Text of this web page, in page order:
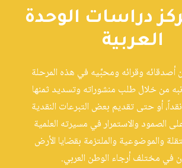
دراسات الوحدة
العربية
أصدقائه وقرائه ومحبِّيه في هذه المرحلة
من خلال طلب منشوراته وتسديد ثمنها
نقداً، أو حتى تقديم بعض التبرعات النقدية
الصمود والاستمرار في مسيرته العلمية
والموضوعية والملتزمة بقضايا الأرض
في مختلف أرجاء الوطن العربي.